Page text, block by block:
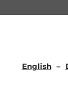
English